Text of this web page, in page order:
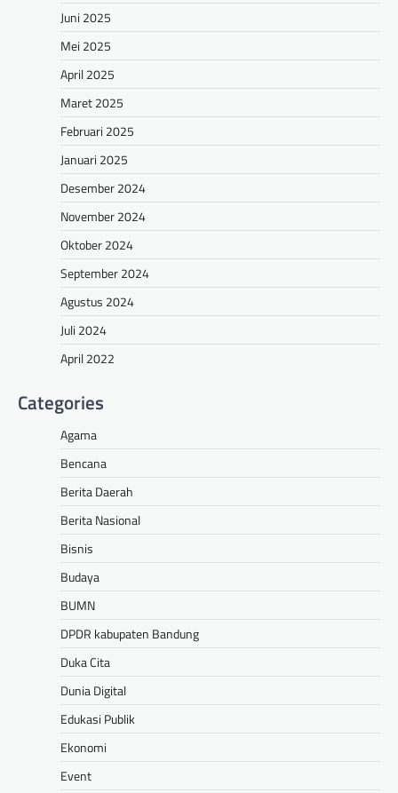
Juni 2025
Mei 2025
April 2025
Maret 2025
Februari 2025
Januari 2025
Desember 2024
November 2024
Oktober 2024
September 2024
Agustus 2024
Juli 2024
April 2022
Categories
Agama
Bencana
Berita Daerah
Berita Nasional
Bisnis
Budaya
BUMN
DPDR kabupaten Bandung
Duka Cita
Dunia Digital
Edukasi Publik
Ekonomi
Event